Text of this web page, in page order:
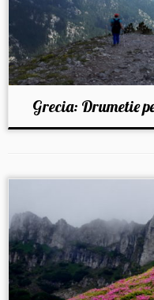
Grecia: Drumetie